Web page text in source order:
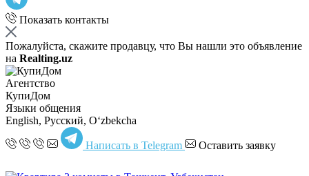
Показать контакты
Пожалуйста, скажите продавцу, что Вы нашли это объявление
на Realting.uz
Агентство
КупиДом
Языки общения
English, Русский, Oʻzbekcha
Написать в Telegram Оставить заявку